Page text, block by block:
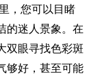
，您可以目睹
的迷人景象。在
双眼寻找色彩斑
够好，甚至可能